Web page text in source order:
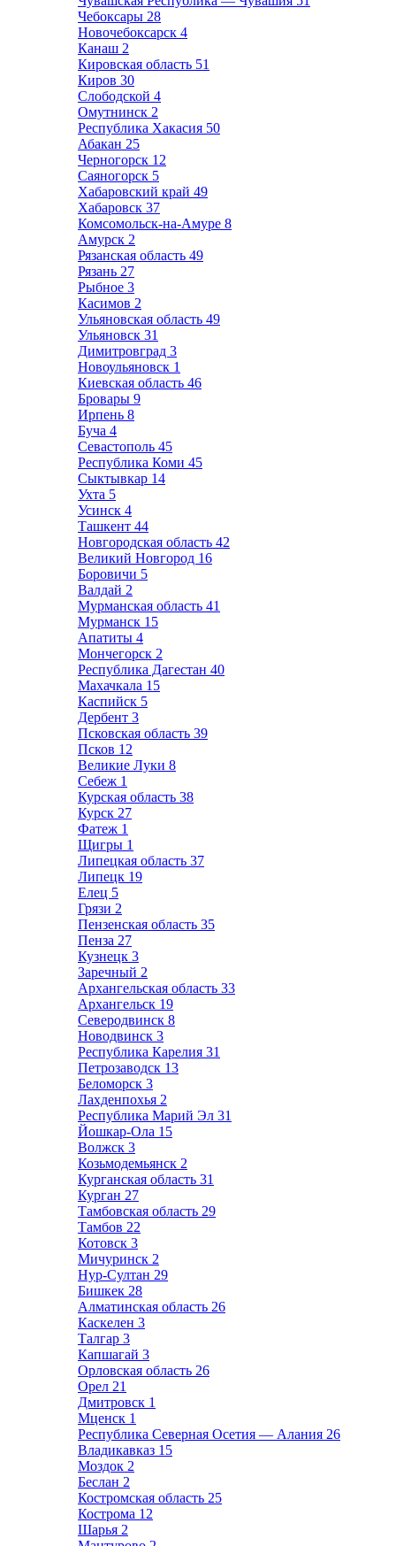
Чебоксары 28
Новочебоксарск 4
Канаш 2
Кировская область 51
Киров 30
Слободской 4
Омутнинск 2
Республика Хакасия 50
Абакан 25
Черногорск 12
Саяногорск 5
Хабаровский край 49
Хабаровск 37
Комсомольск-на-Амуре 8
Амурск 2
Рязанская область 49
Рязань 27
Рыбное 3
Касимов 2
Ульяновская область 49
Ульяновск 31
Димитровград 3
Новоульяновск 1
Киевская область 46
Бровары 9
Ирпень 8
Буча 4
Севастополь 45
Республика Коми 45
Сыктывкар 14
Ухта 5
Усинск 4
Ташкент 44
Новгородская область 42
Великий Новгород 16
Боровичи 5
Валдай 2
Мурманская область 41
Мурманск 15
Апатиты 4
Мончегорск 2
Республика Дагестан 40
Махачкала 15
Каспийск 5
Дербент 3
Псковская область 39
Псков 12
Великие Луки 8
Себеж 1
Курская область 38
Курск 27
Фатеж 1
Щигры 1
Липецкая область 37
Липецк 19
Елец 5
Грязи 2
Пензенская область 35
Пенза 27
Кузнецк 3
Заречный 2
Архангельская область 33
Архангельск 19
Северодвинск 8
Новодвинск 3
Республика Карелия 31
Петрозаводск 13
Беломорск 3
Лахденпохья 2
Республика Марий Эл 31
Йошкар-Ола 15
Волжск 3
Козьмодемьянск 2
Курганская область 31
Курган 27
Тамбовская область 29
Тамбов 22
Котовск 3
Мичуринск 2
Нур-Султан 29
Бишкек 28
Алматинская область 26
Каскелен 3
Талгар 3
Капшагай 3
Орловская область 26
Орел 21
Дмитровск 1
Мценск 1
Республика Северная Осетия — Алания 26
Владикавказ 15
Моздок 2
Беслан 2
Костромская область 25
Кострома 12
Шарья 2